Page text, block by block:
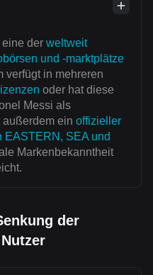
der weltweit
und -marktplätze
verfügt in mehreren
oder hat diese
Messi als
außerdem ein offizieller
EASTERN, SEA und
Markenbekanntheit
der